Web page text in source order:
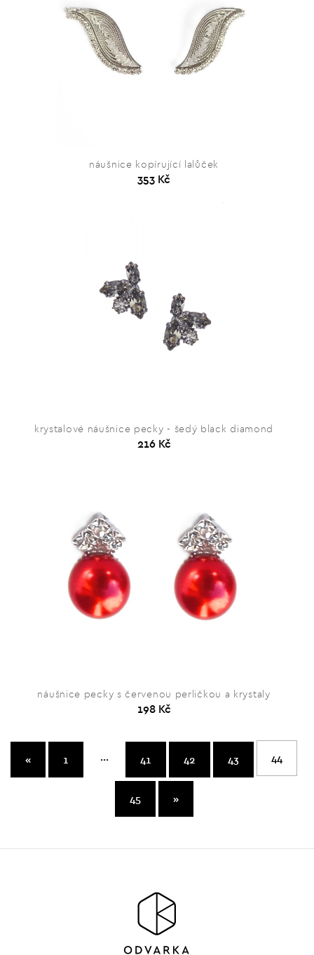
náušnice kopírující lalůček
353 Kč
krystalové náušnice pecky - šedý black diamond
216 Kč
náušnice pecky s červenou perličkou a krystaly
198 Kč
« 1 ... 41 42 43 44
45 »